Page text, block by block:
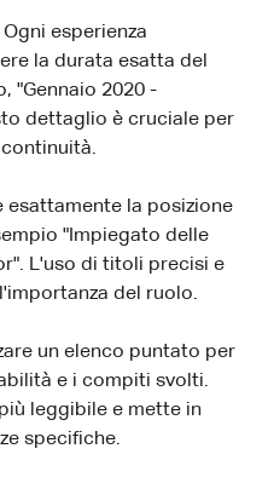
Ogni esperienza
la durata esatta del
"Gennaio 2020 -
dettaglio è cruciale per
esattamente la posizione
"Impiegato delle
L'uso di titoli precisi e
del ruolo.
un elenco puntato per
e i compiti svolti.
leggibile e mette in
specifiche.